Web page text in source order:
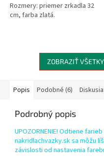
Rozmery: priemer zrkadla 32
cm, farba zlatá.
ZOBRAZIŤ
Popis Podobné (6) Diskusia
Podrobný popis
UPOZORNENIE! Odtiene
nakridlachvazky.sk sa môžu
závislosti od nastavenia